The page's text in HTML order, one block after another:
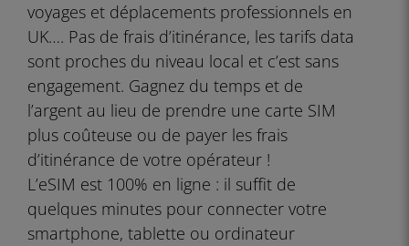
voyages et déplacements professionnels en
UK…. Pas de frais d’itinérance, les tarifs data
sont proches du niveau local et c’est sans
engagement. Gagnez du temps et de
l’argent au lieu de prendre une carte SIM
plus coûteuse ou de payer les frais
d’itinérance de votre opérateur !
L’eSIM est 100% en ligne : il suffit de
quelques minutes pour connecter votre
smartphone, tablette ou ordinateur